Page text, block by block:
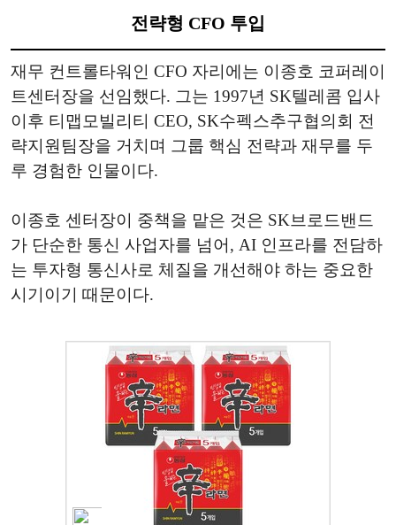
전략형 CFO 투입
재무 컨트롤타워인 CFO 자리에는 이종호 코퍼레이
트센터장을 선임했다. 그는 1997년 SK텔레콤 입사
이후 티맵모빌리티 CEO, SK수펙스추구협의회 전
략지원팀장을 거치며 그룹 핵심 전략과 재무를 두
루 경험한 인물이다.
이종호 센터장이 중책을 맡은 것은 SK브로드밴드
가 단순한 통신 사업자를 넘어, AI 인프라를 전담하
는 투자형 통신사로 체질을 개선해야 하는 중요한
시기이기 때문이다.